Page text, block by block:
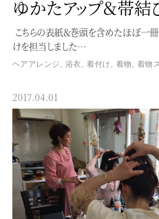
ゆかたアップ＆帯
こちらの表紙＆巻頭を含めたほぼ一冊
けを担当しました…
ヘアアレンジ , 浴衣 ,着付け , 着物 , 着物
2017.04.01